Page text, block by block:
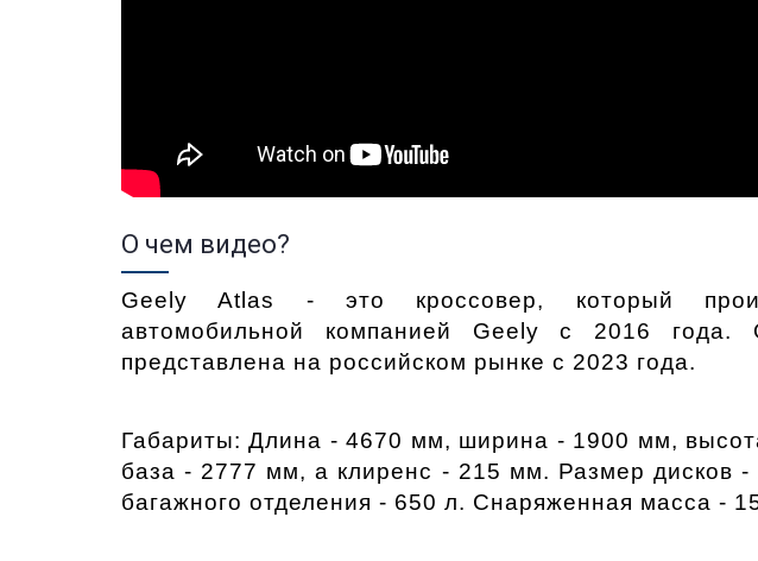
О чем видео?
Geely Atlas - это кроссовер, который
автомобильной компанией Geely с 2016 года.
представлена на российском рынке с 2023 года.
Габариты: Длина - 4670 мм, ширина - 1900 мм,
база - 2777 мм, а клиренс - 215 мм. Размер дисков
багажного отделения - 650 л. Снаряженная масса -